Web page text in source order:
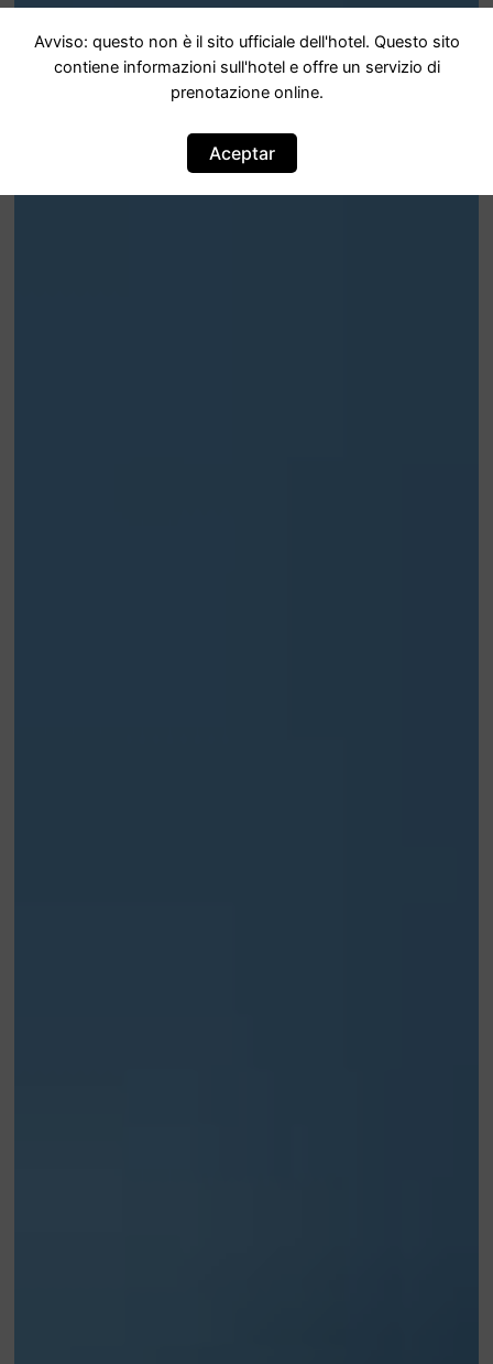
Avviso: questo non è il sito ufficiale dell'hotel. Questo sito
contiene informazioni sull'hotel e offre un servizio di
prenotazione online.
Aceptar